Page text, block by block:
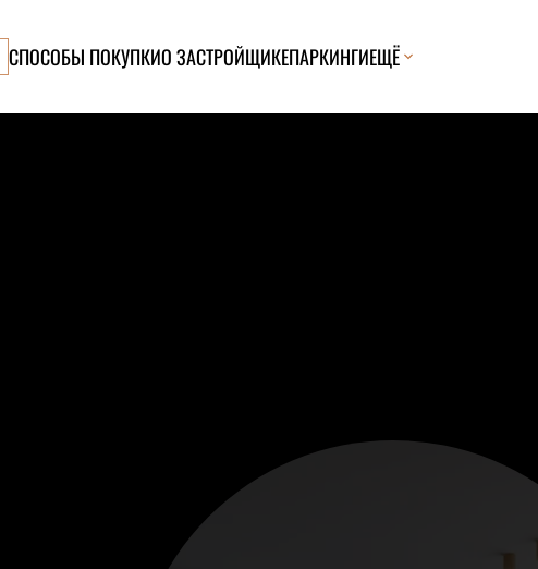
СПОСОБЫ ПОКУПКИО ЗАСТРОЙЩИКЕПАРКИНГИЕЩЁ